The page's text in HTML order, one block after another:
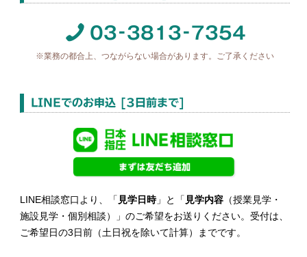
03-3813-7354
※業務の都合上、つながらない場合があります。 ご了承ください
LINEでのお申込 [3日前まで]
LINE相談窓口より、「 見学日時」と「 見学内容 （授業見学・
施設見学・個別相談）」のご希望をお送りください。受付は、
ご希望日の3日前（土日祝を除いて計算）までです。